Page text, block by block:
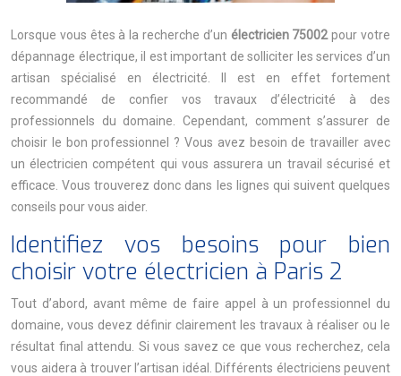
Lorsque vous êtes à la recherche d’un électricien 75002pour votre
dépannage électrique, il est important de solliciter les services d’un
artisan spécialisé en électricité. Il est en effet fortement
recommandé de confier vos travaux d’électricité à des
professionnels du domaine. Cependant, comment s’assurer de
choisir le bon professionnel ? Vous avez besoin de travailler avec
un électricien compétent qui vous assurera un travail sécurisé et
efficace. Vous trouverez donc dans les lignes qui suivent quelques
conseils pour vous aider.
Identifiez vos besoins pour bien
choisir votre électricien à Paris 2
Tout d’abord, avant même de faire appel à un professionnel du
domaine, vous devez définir clairement les travaux à réaliser ou le
résultat final attendu. Si vous savez ce que vous recherchez, cela
vous aidera à trouver l’artisan idéal. Différents électriciens peuvent